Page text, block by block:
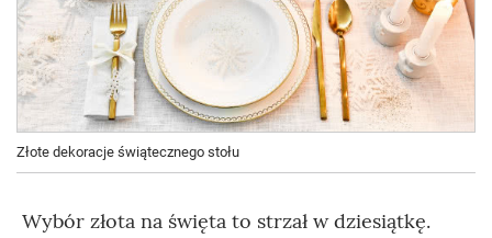
Złote dekoracje świątecznego stołu
Wybór złota na święta to strzał w dziesiątkę.